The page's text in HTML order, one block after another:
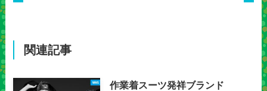
関連記事
作業着スーツ発祥ブランド